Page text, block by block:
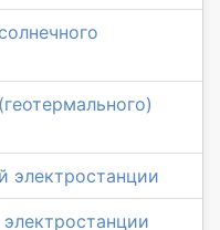
электростанции